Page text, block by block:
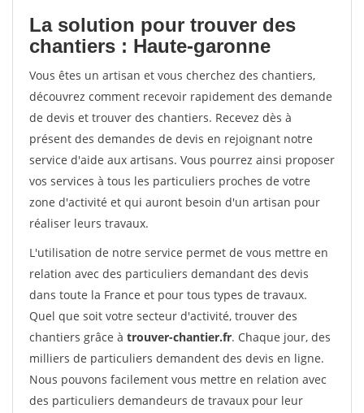
La solution pour trouver des
chantiers : Haute-garonne
Vous êtes un artisan et vous cherchez des chantiers,
découvrez comment recevoir rapidement des demande
de devis et trouver des chantiers. Recevez dès à
présent des demandes de devis en rejoignant notre
service d'aide aux artisans. Vous pourrez ainsi proposer
vos services à tous les particuliers proches de votre
zone d'activité et qui auront besoin d'un artisan pour
réaliser leurs travaux.
L'utilisation de notre service permet de vous mettre en
relation avec des particuliers demandant des devis
dans toute la France et pour tous types de travaux.
Quel que soit votre secteur d'activité, trouver des
chantiers grâce à trouver-chantier.fr. Chaque jour, des
milliers de particuliers demandent des devis en ligne.
Nous pouvons facilement vous mettre en relation avec
des particuliers demandeurs de travaux pour leur